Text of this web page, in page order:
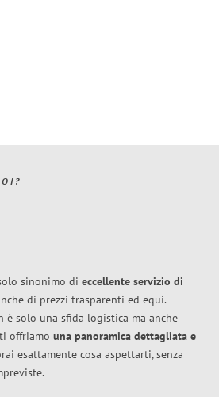
sinonimo di eccellente servizio di
di prezzi trasparenti ed equi.
è solo una sfida logistica ma anche
offriamo una panoramica dettagliata e
esattamente cosa aspettarti, senza